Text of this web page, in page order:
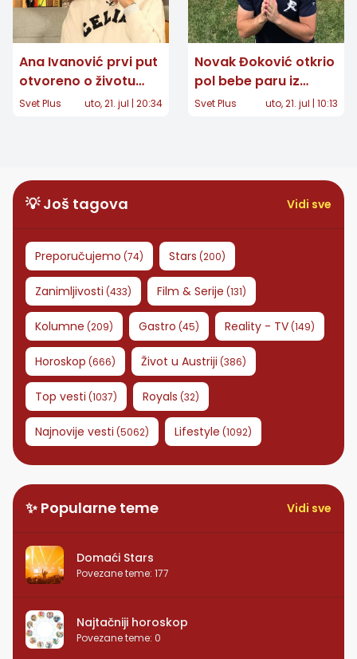
Ana Ivanović prvi put
otvoreno o životu
posle tenisa: "Imala
Svet Plus uto, 21. jul | 20:34
Novak Đoković otkrio
pol bebe paru iz
Velike Britanije:
Svet Plus uto, 21. jul | 10:13
💡 Još tagova Vidi sve
Preporučujemo (74) Stars (200)
Zanimljivosti (433) Film & Serije (131)
Kolumne (209) Gastro (45) Reality - TV(149)
Horoskop (666) Život u Austriji (386)
Top vesti (1037) Royals (32)
Najnovije vesti (5062) Lifestyle (1092)
✨ Popularne teme Vidi sve
Domaći Stars
Povezane teme: 177
Najtačniji horoskop
Povezane teme: 0